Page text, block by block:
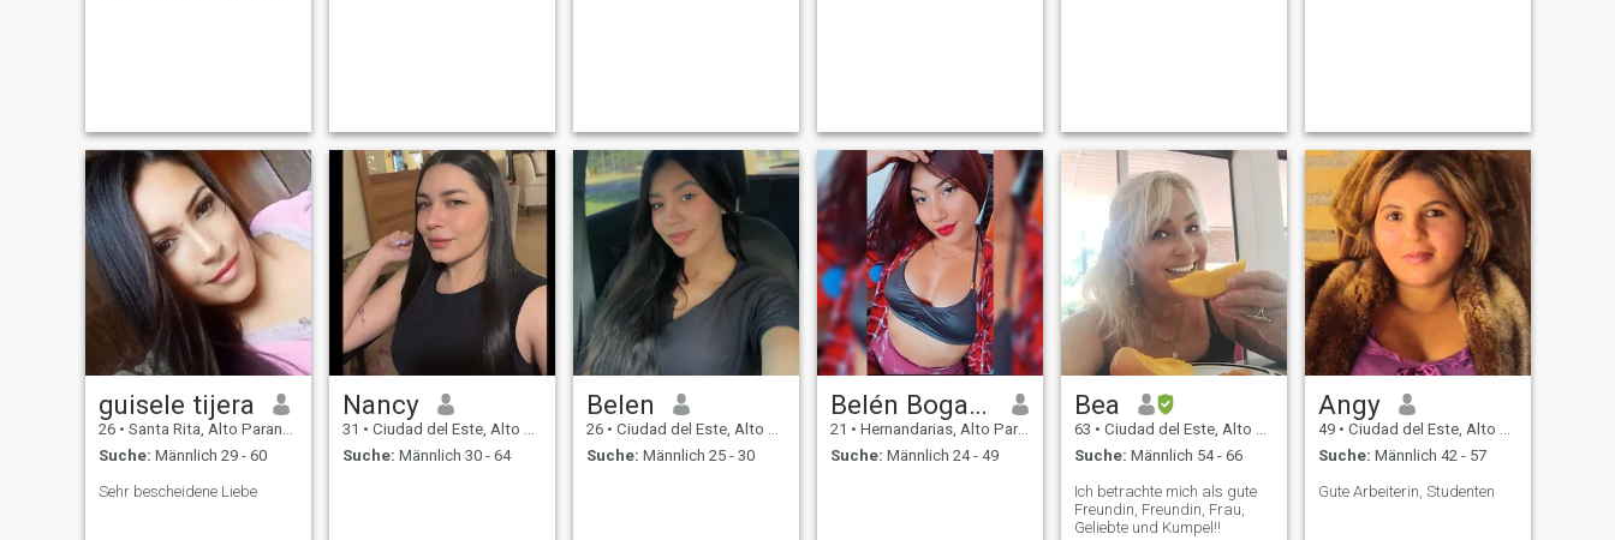
guisele tijera
26 • Santa Rita, Alto Paraná, Paraguay
Suche: Männlich 29 - 60
Sehr bescheidene Liebe
Nancy
31 • Ciudad del Este, Alto Paraná, Paraguay
Suche: Männlich 30 - 64
Belen
26 • Ciudad del Este, Alto Paraná, Paraguay
Suche: Männlich 25 - 30
Belén Bogado
21 • Hernandarias, Alto Paraná, Paraguay
Suche: Männlich 24 - 49
Bea
63 • Ciudad del Este, Alto Paraná, Paraguay
Suche: Männlich 54 - 66
Ich betrachte mich als gute
Freundin, Freundin, Frau,
Geliebte und Kumpel!!
Angy
49 • Ciudad del Este, Alto Paraná, Paraguay
Suche: Männlich 42 - 57
Gute Arbeiterin, Studenten